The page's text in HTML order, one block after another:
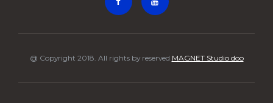
@ Copyright 2018. All rights by reserved MAGNET Studio doo